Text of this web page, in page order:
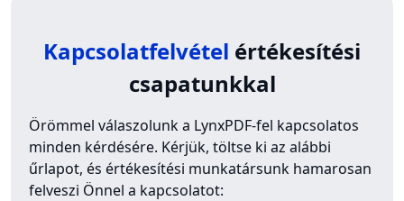
Kapcsolatfelvétel értékesítési
csapatunkkal
Örömmel válaszolunk a LynxPDF-fel kapcsolatos
minden kérdésére. Kérjük, töltse ki az alábbi
űrlapot, és értékesítési munkatársunk hamarosan
felveszi Önnel a kapcsolatot: